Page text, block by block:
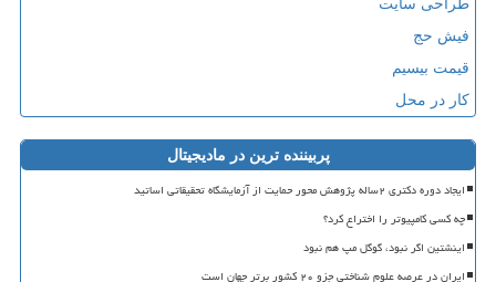
طراحی سایت
فیش حج
قیمت بیسیم
کار در محل
پربیننده ترین در مادیجیتال
ایجاد دوره دکتری ۲ساله پژوهش محور حمایت از آزمایشگاه تحقیقاتی اساتید
چه کسی کامپیوتر را اختراع کرد؟
اینشتین اگر نبود، گوگل مپ هم نبود
ایران در عرصه علوم شناختی جزو ۲۰ کشور برتر جهان است